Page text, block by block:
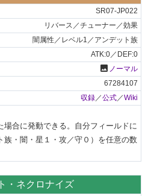
SR07-JP022
リバース／チューナー／効果
闇属性／レベル1／アンデット族
ATK:0／DEF:0
photo ノーマル
67284107
収録／公式／Wiki
合に発動できる。自分フィールドに
族・闇・星１・攻／守０）を任意の数
・ネクロナイズ